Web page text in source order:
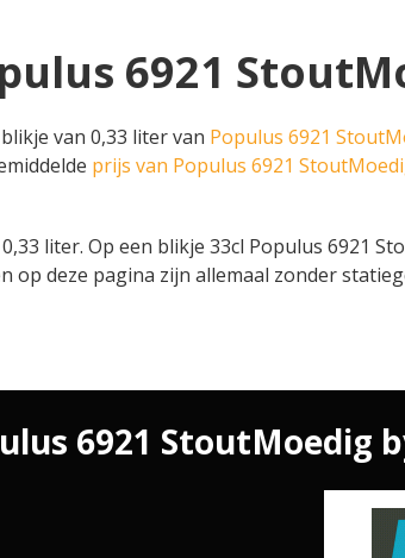
6921
van 0,33 liter van Populus 6921
prijs van Populus 6921
liter. Op een blikje 33cl Populus 6921
op deze pagina zijn allemaal zonder
6921 StoutMoedig